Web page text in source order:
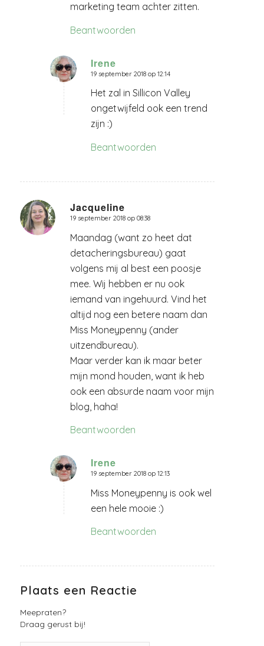
marketing team achter zitten.
Beantwoorden
Irene
zegt:
19 september 2018 op 12:14
Het zal in Sillicon Valley
ongetwijfeld ook een trend
zijn :)
Beantwoorden
Jacqueline
zegt:
19 september 2018 op 08:38
Maandag (want zo heet dat
detacheringsbureau) gaat
volgens mij al best een poosje
mee. Wij hebben er nu ook
iemand van ingehuurd. Vind het
altijd nog een betere naam dan
Miss Moneypenny (ander
uitzendbureau).
Maar verder kan ik maar beter
mijn mond houden, want ik heb
ook een absurde naam voor mijn
blog, haha!
Beantwoorden
Irene
zegt:
19 september 2018 op 12:13
Miss Moneypenny is ook wel
een hele mooie :)
Beantwoorden
Plaats een Reactie
Meepraten?
Draag gerust bij!